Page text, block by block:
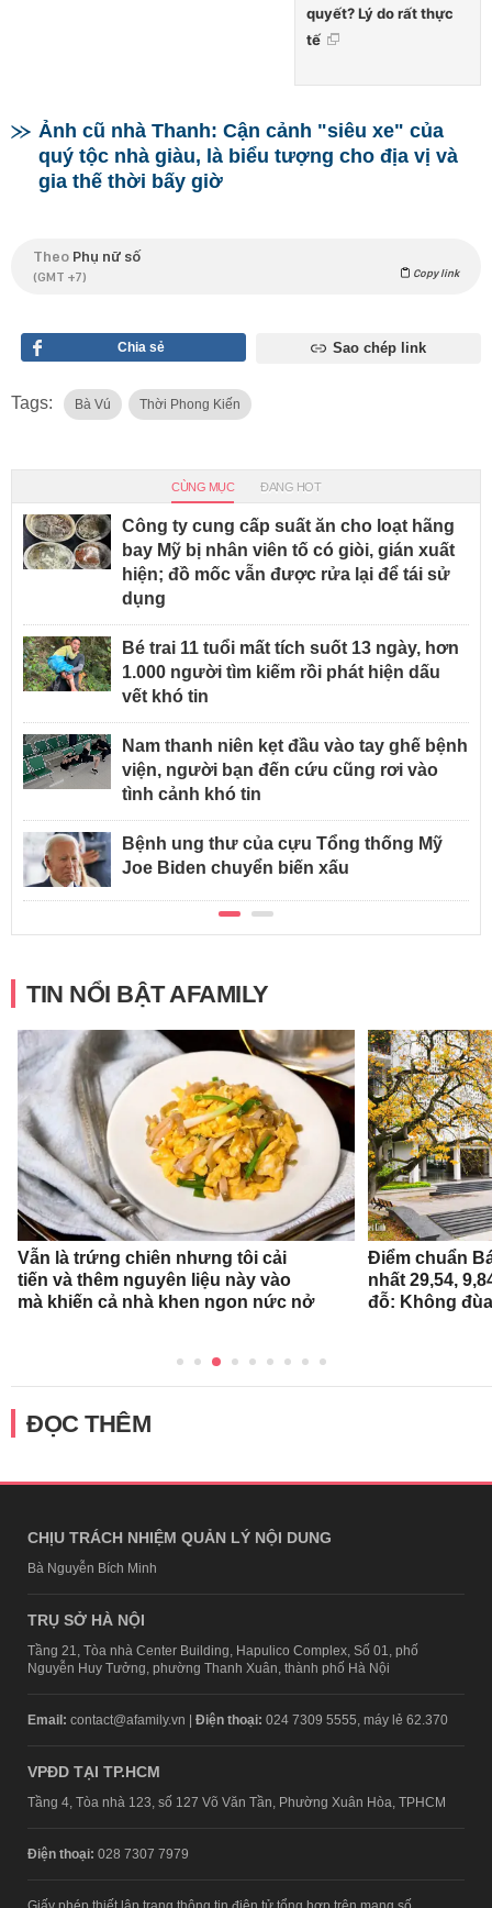
quyết? Lý do rất thực
tế
Ảnh cũ nhà Thanh: Cận cảnh "siêu xe" của
quý tộc nhà giàu, là biểu tượng cho địa vị và
gia thế thời bấy giờ
Theo Phụ nữ số
(GMT +7) Copy link
Chia sẻ Sao chép link
Tags: Bà Vú Thời Phong Kiến
CÙNG MỤC ĐANG HOT
Công ty cung cấp suất ăn cho loạt hãng
bay Mỹ bị nhân viên tố có giòi, gián xuất
hiện; đồ mốc vẫn được rửa lại để tái sử
dụng
Bé trai 11 tuổi mất tích suốt 13 ngày, hơn
1.000 người tìm kiếm rồi phát hiện dấu
vết khó tin
Nam thanh niên kẹt đầu vào tay ghế bệnh
viện, người bạn đến cứu cũng rơi vào
tình cảnh khó tin
Bệnh ung thư của cựu Tổng thống Mỹ
Joe Biden chuyển biến xấu
TIN NỔI BẬT AFAMILY
Vẫn là trứng chiên nhưng tôi cải
tiến và thêm nguyên liệu này vào
mà khiến cả nhà khen ngon nức nở
Điểm chuẩn
nhất 29,54,
đỗ: Không
ĐỌC THÊM
CHỊU TRÁCH NHIỆM QUẢN LÝ NỘI DUNG
Bà Nguyễn Bích Minh
TRỤ SỞ HÀ NỘI
Tầng 21, Tòa nhà Center Building, Hapulico Complex, Số 01, phố
Nguyễn Huy Tưởng, phường Thanh Xuân, thành phố Hà Nội
Email: contact@afamily.vn | Điện thoại: 024 7309 5555, máy lẻ 62.370
VPĐD TẠI TP.HCM
Tầng 4, Tòa nhà 123, số 127 Võ Văn Tần, Phường Xuân Hòa, TPHCM
Điện thoại: 028 7307 7979